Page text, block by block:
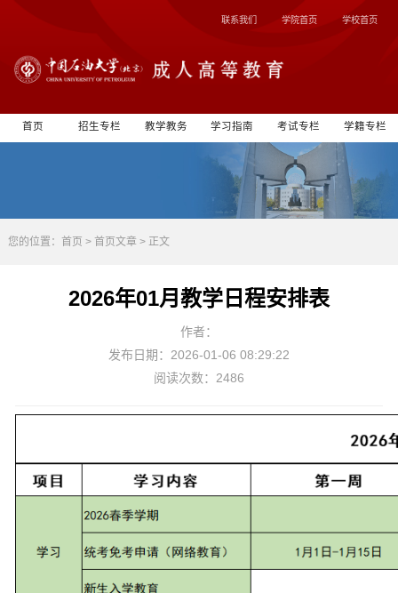
联系我们 学院首页 学校首页
首页 招生专栏 教学教务 学习指南 考试专栏 学籍专栏
您的位置： 首页 > 首页文章 > 正文
2026年01月教学日程安排表
作者：
发布日期：2026-01-06 08:29:22
阅读次数：2486